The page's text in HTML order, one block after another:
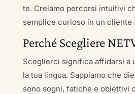
te. Creiamo percorsi intuitivi
semplice curioso in un cliente
Perché Scegliere
Sceglierci significa affidarsi a
la tua lingua. Sappiamo che
sono sogni, fatiche e obiettivi